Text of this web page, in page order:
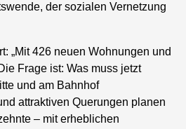
der sozialen Vernetzung
„Mit 426 neuen Wohnungen und
Frage ist: Was muss jetzt
und am Bahnhof
attraktiven Querungen planen
– mit erheblichen